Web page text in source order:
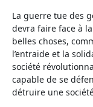
La guerre tue des
devra faire face à
belles choses,
l’entraide et la
société
capable de se
détruire une